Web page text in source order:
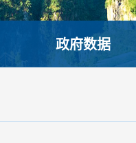
政府数据